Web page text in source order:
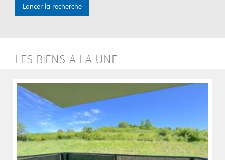
Lancer la recherche
LES BIENS A LA UNE